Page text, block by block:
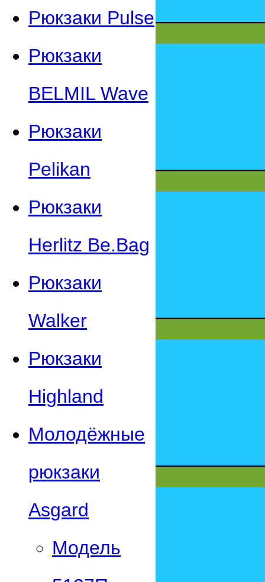
Рюкзаки Pulse
Рюкзаки
BELMIL Wave
Рюкзаки
Pelikan
Рюкзаки
Herlitz Be.Bag
Рюкзаки
Walker
Рюкзаки
Highland
Молодёжные
рюкзаки
Asgard
Модель